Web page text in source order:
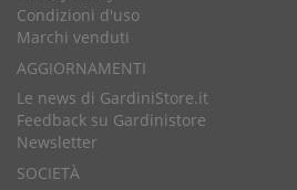
Condizioni d'uso
Marchi venduti
AGGIORNAMENTI
Le news di GardiniStore.it
Feedback su Gardinistore
Newsletter
SOCIETÀ